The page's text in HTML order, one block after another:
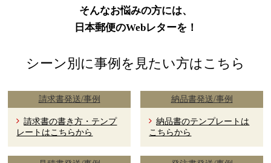
そんなお悩みの方には、
日本郵便のWebレターを！
シーン別に事例を見たい方はこちら
請求書発送/事例
請求書の書き方・テンプ
レートはこちらから
納品書発送/事例
納品書のテンプレートは
こちらから